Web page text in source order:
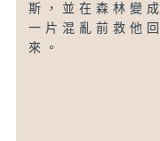
斯，並在森林變成
一片混亂前救他回
來。